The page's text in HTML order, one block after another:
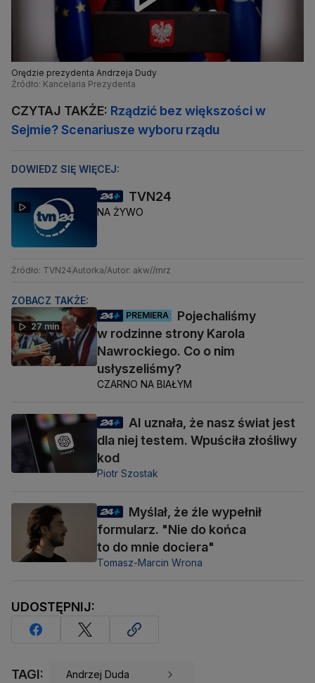
Orędzie prezydenta Andrzeja Dudy
Źródło: Kancelaria Prezydenta
CZYTAJ TAKŻE: Rządzić bez większości w
Sejmie? Scenariusze wyboru rządu
DOWIEDZ SIĘ WIĘCEJ:
TVN24
NA ŻYWO
Źródło: TVN24 Autorka/Autor: akw//mrz
ZOBACZ TAKŻE:
27 min
PREMIERA
Pojechaliśmy
w rodzinne strony Karola
Nawrockiego. Co o nim
usłyszeliśmy?
CZARNO NA BIAŁYM
AI uznała, że nasz świat jest
dla niej testem. Wpuściła złośliwy
kod
Piotr Szostak
Myślał, że źle wypełnił
formularz. "Nie do końca
to do mnie dociera"
Tomasz-Marcin Wrona
UDOSTĘPNIJ:
TAGI: Andrzej Duda